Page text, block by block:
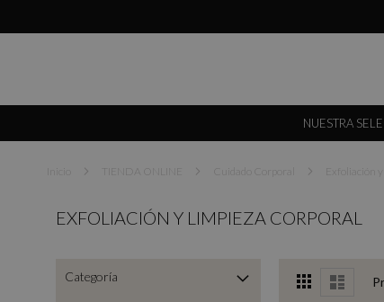
NUESTRA
Inicio TIENDA ONLINE Cuidado Corporal Exfoliación
EXFOLIACIÓN Y LIMPIEZA CORPORAL
Categoría
View
as
Grid Lista